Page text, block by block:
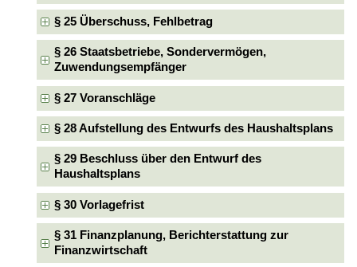
§ 25 Überschuss, Fehlbetrag
§ 26 Staatsbetriebe, Sondervermögen,
Zuwendungsempfänger
§ 27 Voranschläge
§ 28 Aufstellung des Entwurfs des Haushaltsplans
§ 29 Beschluss über den Entwurf des
Haushaltsplans
§ 30 Vorlagefrist
§ 31 Finanzplanung, Berichterstattung zur
Finanzwirtschaft